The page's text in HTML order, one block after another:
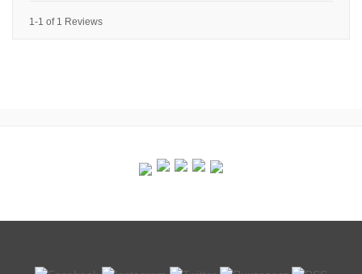
1-1 of 1 Reviews